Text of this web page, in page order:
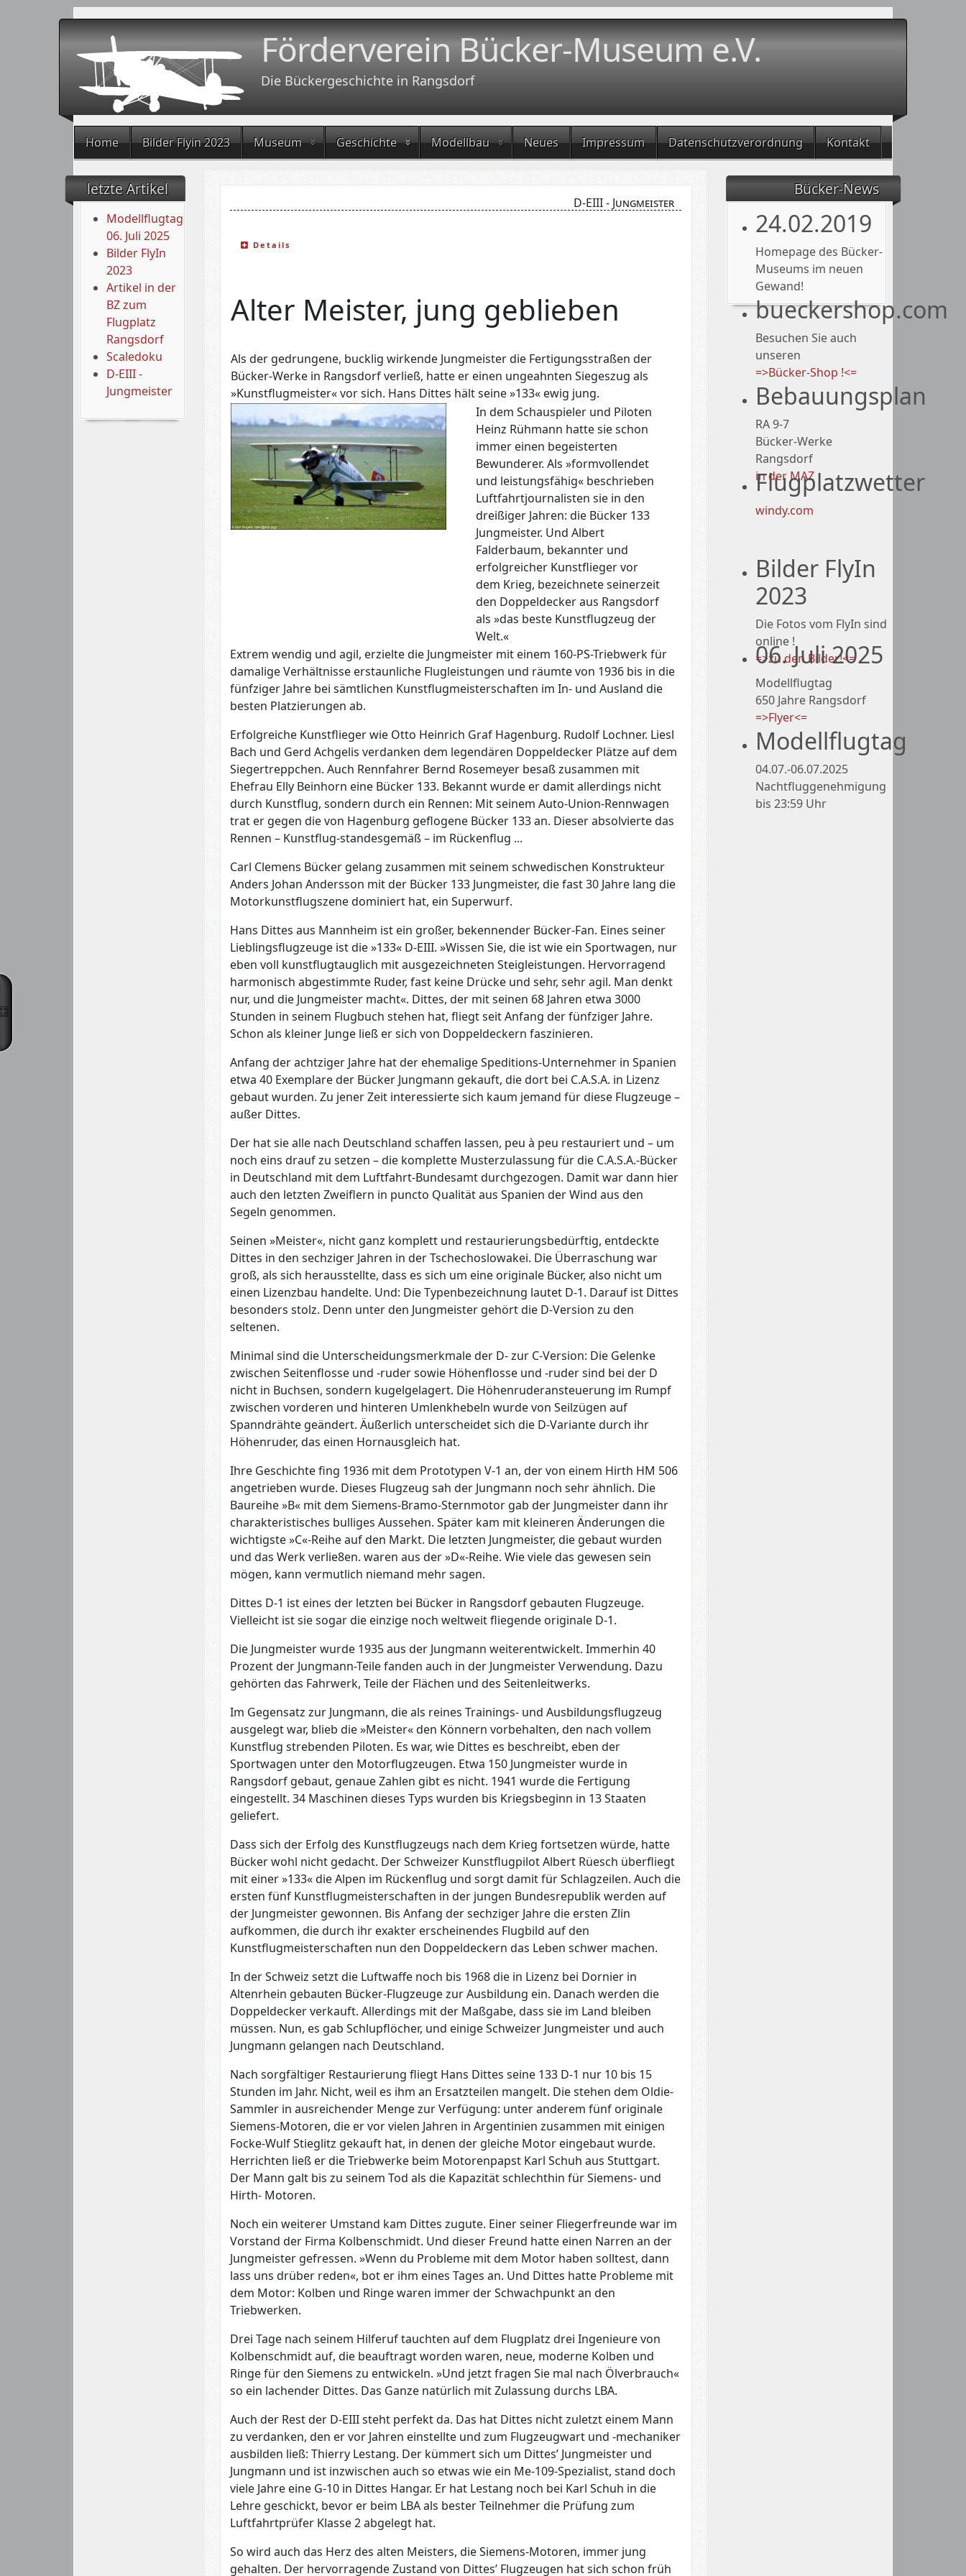
Förderverein Bücker-Museum e.V.
Die Bückergeschichte in Rangsdorf
Home Bilder Flyin 2023 Museum Geschichte Modellbau Neues Impressum Datenschutzverordnung Kontakt
letzte Artikel
Modellflugtag
06. Juli 2025
Bilder FlyIn
2023
Artikel in der
BZ zum
Flugplatz
Rangsdorf
Scaledoku
D-EIII -
Jungmeister
Bücker-News
24.02.2019
Homepage des Bücker-
Museums im neuen
Gewand!
bueckershop.com
Besuchen Sie auch
unseren
=>Bücker-Shop !<=
Bebauungsplan
RA 9-7
Bücker-Werke
Rangsdorf
in der MAZ
Flugplatzwetter
windy.com
Bilder FlyIn
2023
Die Fotos vom FlyIn sind
online !
=>zu den Bilder!<=
06. Juli 2025
Modellflugtag
650 Jahre Rangsdorf
=>Flyer<=
Modellflugtag
04.07.-06.07.2025
Nachtfluggenehmigung
bis 23:59 Uhr
D-EIII - Jungmeister
Details
Alter Meister, jung geblieben
Als der gedrungene, bucklig wirkende Jungmeister die Fertigungsstraßen der
Bücker-Werke in Rangsdorf verließ, hatte er einen ungeahnten Siegeszug als
»Kunstflugmeister« vor sich. Hans Dittes hält seine »133« ewig jung.
In dem Schauspieler und Piloten
Heinz Rühmann hatte sie schon
immer einen begeisterten
Bewunderer. Als »formvollendet
und leistungsfähig« beschrieben
Luftfahrtjournalisten sie in den
dreißiger Jahren: die Bücker 133
Jungmeister. Und Albert
Falderbaum, bekannter und
erfolgreicher Kunstflieger vor
dem Krieg, bezeichnete seinerzeit
den Doppeldecker aus Rangsdorf
als »das beste Kunstflugzeug der
Welt.«
Extrem wendig und agil, erzielte die Jungmeister mit einem 160-PS-Triebwerk für
damalige Verhältnisse erstaunliche Flugleistungen und räumte von 1936 bis in die
fünfziger Jahre bei sämtlichen Kunstflugmeisterschaften im In- und Ausland die
besten Platzierungen ab.
Erfolgreiche Kunstflieger wie Otto Heinrich Graf Hagenburg. Rudolf Lochner. Liesl
Bach und Gerd Achgelis verdanken dem legendären Doppeldecker Plätze auf dem
Siegertreppchen. Auch Rennfahrer Bernd Rosemeyer besaß zusammen mit
Ehefrau Elly Beinhorn eine Bücker 133. Bekannt wurde er damit allerdings nicht
durch Kunstflug, sondern durch ein Rennen: Mit seinem Auto-Union-Rennwagen
trat er gegen die von Hagenburg geflogene Bücker 133 an. Dieser absolvierte das
Rennen – Kunstflug-standesgemäß – im Rückenflug ...
Carl Clemens Bücker gelang zusammen mit seinem schwedischen Konstrukteur
Anders Johan Andersson mit der Bücker 133 Jungmeister, die fast 30 Jahre lang die
Motorkunstflugszene dominiert hat, ein Superwurf.
Hans Dittes aus Mannheim ist ein großer, bekennender Bücker-Fan. Eines seiner
Lieblingsflugzeuge ist die »133« D-EIII. »Wissen Sie, die ist wie ein Sportwagen, nur
eben voll kunstflugtauglich mit ausgezeichneten Steigleistungen. Hervorragend
harmonisch abgestimmte Ruder, fast keine Drücke und sehr, sehr agil. Man denkt
nur, und die Jungmeister macht«. Dittes, der mit seinen 68 Jahren etwa 3000
Stunden in seinem Flugbuch stehen hat, fliegt seit Anfang der fünfziger Jahre.
Schon als kleiner Junge ließ er sich von Doppeldeckern faszinieren.
Anfang der achtziger Jahre hat der ehemalige Speditions-Unternehmer in Spanien
etwa 40 Exemplare der Bücker Jungmann gekauft, die dort bei C.A.S.A. in Lizenz
gebaut wurden. Zu jener Zeit interessierte sich kaum jemand für diese Flugzeuge –
außer Dittes.
Der hat sie alle nach Deutschland schaffen lassen, peu à peu restauriert und – um
noch eins drauf zu setzen – die komplette Musterzulassung für die C.A.S.A.-Bücker
in Deutschland mit dem Luftfahrt-Bundesamt durchgezogen. Damit war dann hier
auch den letzten Zweiflern in puncto Qualität aus Spanien der Wind aus den
Segeln genommen.
Seinen »Meister«, nicht ganz komplett und restaurierungsbedürftig, entdeckte
Dittes in den sechziger Jahren in der Tschechoslowakei. Die Überraschung war
groß, als sich herausstellte, dass es sich um eine originale Bücker, also nicht um
einen Lizenzbau handelte. Und: Die Typenbezeichnung lautet D-1. Darauf ist Dittes
besonders stolz. Denn unter den Jungmeister gehört die D-Version zu den
seltenen.
Minimal sind die Unterscheidungsmerkmale der D- zur C-Version: Die Gelenke
zwischen Seitenflosse und -ruder sowie Höhenflosse und -ruder sind bei der D
nicht in Buchsen, sondern kugelgelagert. Die Höhenruderansteuerung im Rumpf
zwischen vorderen und hinteren Umlenkhebeln wurde von Seilzügen auf
Spanndrähte geändert. Äußerlich unterscheidet sich die D-Variante durch ihr
Höhenruder, das einen Hornausgleich hat.
Ihre Geschichte fing 1936 mit dem Prototypen V-1 an, der von einem Hirth HM 506
angetrieben wurde. Dieses Flugzeug sah der Jungmann noch sehr ähnlich. Die
Baureihe »B« mit dem Siemens-Bramo-Sternmotor gab der Jungmeister dann ihr
charakteristisches bulliges Aussehen. Später kam mit kleineren Änderungen die
wichtigste »C«-Reihe auf den Markt. Die letzten Jungmeister, die gebaut wurden
und das Werk verlie8en. waren aus der »D«-Reihe. Wie viele das gewesen sein
mögen, kann vermutlich niemand mehr sagen.
Dittes D-1 ist eines der letzten bei Bücker in Rangsdorf gebauten Flugzeuge.
Vielleicht ist sie sogar die einzige noch weltweit fliegende originale D-1.
Die Jungmeister wurde 1935 aus der Jungmann weiterentwickelt. Immerhin 40
Prozent der Jungmann-Teile fanden auch in der Jungmeister Verwendung. Dazu
gehörten das Fahrwerk, Teile der Flächen und des Seitenleitwerks.
Im Gegensatz zur Jungmann, die als reines Trainings- und Ausbildungsflugzeug
ausgelegt war, blieb die »Meister« den Könnern vorbehalten, den nach vollem
Kunstflug strebenden Piloten. Es war, wie Dittes es beschreibt, eben der
Sportwagen unter den Motorflugzeugen. Etwa 150 Jungmeister wurde in
Rangsdorf gebaut, genaue Zahlen gibt es nicht. 1941 wurde die Fertigung
eingestellt. 34 Maschinen dieses Typs wurden bis Kriegsbeginn in 13 Staaten
geliefert.
Dass sich der Erfolg des Kunstflugzeugs nach dem Krieg fortsetzen würde, hatte
Bücker wohl nicht gedacht. Der Schweizer Kunstflugpilot Albert Rüesch überfliegt
mit einer »133« die Alpen im Rückenflug und sorgt damit für Schlagzeilen. Auch die
ersten fünf Kunstflugmeisterschaften in der jungen Bundesrepublik werden auf
der Jungmeister gewonnen. Bis Anfang der sechziger Jahre die ersten Zlin
aufkommen, die durch ihr exakter erscheinendes Flugbild auf den
Kunstflugmeisterschaften nun den Doppeldeckern das Leben schwer machen.
In der Schweiz setzt die Luftwaffe noch bis 1968 die in Lizenz bei Dornier in
Altenrhein gebauten Bücker-Flugzeuge zur Ausbildung ein. Danach werden die
Doppeldecker verkauft. Allerdings mit der Maßgabe, dass sie im Land bleiben
müssen. Nun, es gab Schlupflöcher, und einige Schweizer Jungmeister und auch
Jungmann gelangen nach Deutschland.
Nach sorgfältiger Restaurierung fliegt Hans Dittes seine 133 D-1 nur 10 bis 15
Stunden im Jahr. Nicht, weil es ihm an Ersatzteilen mangelt. Die stehen dem Oldie-
Sammler in ausreichender Menge zur Verfügung: unter anderem fünf originale
Siemens-Motoren, die er vor vielen Jahren in Argentinien zusammen mit einigen
Focke-Wulf Stieglitz gekauft hat, in denen der gleiche Motor eingebaut wurde.
Herrichten ließ er die Triebwerke beim Motorenpapst Karl Schuh aus Stuttgart.
Der Mann galt bis zu seinem Tod als die Kapazität schlechthin für Siemens- und
Hirth- Motoren.
Noch ein weiterer Umstand kam Dittes zugute. Einer seiner Fliegerfreunde war im
Vorstand der Firma Kolbenschmidt. Und dieser Freund hatte einen Narren an der
Jungmeister gefressen. »Wenn du Probleme mit dem Motor haben solltest, dann
lass uns drüber reden«, bot er ihm eines Tages an. Und Dittes hatte Probleme mit
dem Motor: Kolben und Ringe waren immer der Schwachpunkt an den
Triebwerken.
Drei Tage nach seinem Hilferuf tauchten auf dem Flugplatz drei Ingenieure von
Kolbenschmidt auf, die beauftragt worden waren, neue, moderne Kolben und
Ringe für den Siemens zu entwickeln. »Und jetzt fragen Sie mal nach Ölverbrauch«
so ein lachender Dittes. Das Ganze natürlich mit Zulassung durchs LBA.
Auch der Rest der D-EIII steht perfekt da. Das hat Dittes nicht zuletzt einem Mann
zu verdanken, den er vor Jahren einstellte und zum Flugzeugwart und -mechaniker
ausbilden ließ: Thierry Lestang. Der kümmert sich um Dittes’ Jungmeister und
Jungmann und ist inzwischen auch so etwas wie ein Me-109-Spezialist, stand doch
viele Jahre eine G-10 in Dittes Hangar. Er hat Lestang noch bei Karl Schuh in die
Lehre geschickt, bevor er beim LBA als bester Teilnehmer die Prüfung zum
Luftfahrtprüfer Klasse 2 abgelegt hat.
So wird auch das Herz des alten Meisters, die Siemens-Motoren, immer jung
gehalten. Der hervorragende Zustand von Dittes’ Flugzeugen hat sich schon früh